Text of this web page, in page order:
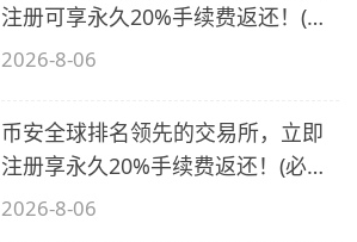
注册可享永久20%手续费返还！(必
备1)
2026-8-06
币安全球排名领先的交易所，立即
注册享永久20%手续费返还！(必备
2)
2026-8-06